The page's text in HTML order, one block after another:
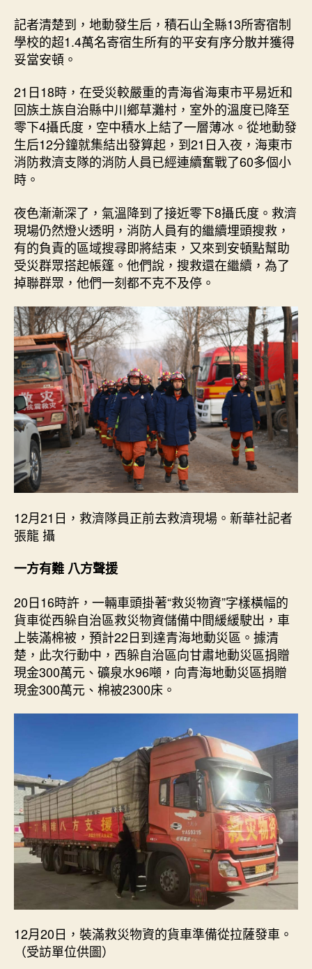
止
_
中
中
記者清楚到，地動發生后，積石山全縣13所寄宿制
學校的超1.4萬名寄宿生所有的平安有序分散并獲得
妥當安頓。
21日18時，在受災較嚴重的青海省海東市平易近和
回族土族自治縣中川鄉草灘村，室外的溫度已降至
零下4攝氏度，空中積水上結了一層薄冰。從地動發
生后12分鐘就集結出發算起，到21日入夜，海東市
消防救濟支隊的消防人員已經連續奮戰了60多個小
時。
夜色漸漸深了，氣溫降到了接近零下8攝氏度。救濟
現場仍然燈火透明，消防人員有的繼續埋頭搜救，
有的負責的區域搜尋即將結束，又來到安頓點幫助
受災群眾搭起帳篷。他們說，搜救還在繼續，為了
掉聯群眾，他們一刻都不克不及停。
12月21日，救濟隊員正前去救濟現場。新華社記者
張龍 攝
一方有難 八方聲援
20日16時許，一輛車頭掛著“救災物資”字樣橫幅的
貨車從西躲自治區救災物資儲備中間緩緩駛出，車
上裝滿棉被，預計22日到達青海地動災區。據清
楚，此次行動中，西躲自治區向甘肅地動災區捐贈
現金300萬元、礦泉水96噸，向青海地動災區捐贈
現金300萬元、棉被2300床。
12月20日，裝滿救災物資的貨車準備從拉薩發車。
（受訪單位供圖）